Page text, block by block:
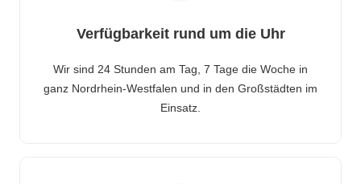
Verfügbarkeit rund um die Uhr
Wir sind 24 Stunden am Tag, 7 Tage die Woche in
ganz Nordrhein-Westfalen und in den Großstädten im
Einsatz.